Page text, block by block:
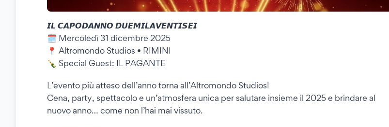
𝙄𝙇 𝘾𝘼𝙋𝙊𝘿𝘼𝙉𝙉𝙊 𝘿𝙐𝙀𝙈𝙄𝙇𝘼𝙑𝙀𝙉𝙏𝙄𝙎𝙀𝙄
🗓️ Mercoledì 31 dicembre 2025
📍 Altromondo Studios • RIMINI
🍾 Special Guest: IL PAGANTE
L’evento più atteso dell’anno torna all’Altromondo Studios!
Cena, party, spettacolo e un’atmosfera unica per salutare insieme il 2025 e brindare al
nuovo anno… come non l’hai mai vissuto.